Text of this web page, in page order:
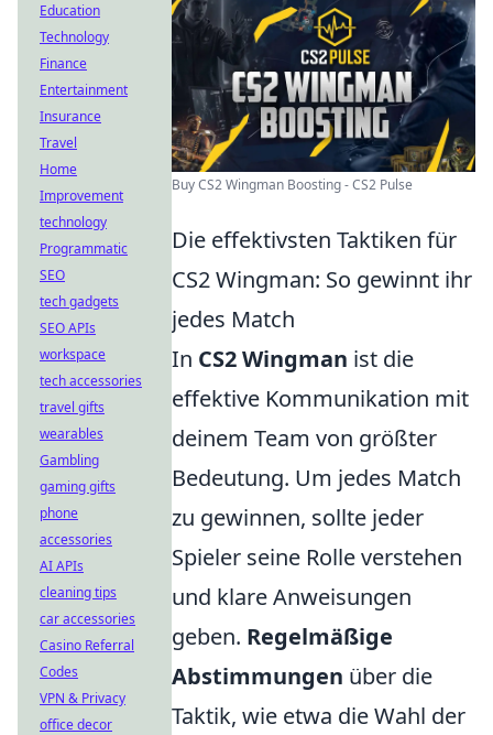
Buy CS2 Wingman Boosting - CS2 Pulse
Die effektivsten Taktiken für
CS2 Wingman: So gewinnt ihr
jedes Match
In CS2 Wingman ist die
effektive Kommunikation mit
deinem Team von größter
Bedeutung. Um jedes Match
zu gewinnen, sollte jeder
Spieler seine Rolle verstehen
und klare Anweisungen
geben. Regelmäßige
Abstimmungen über die
Taktik, wie etwa die Wahl der
Education
Technology
Finance
Entertainment
Insurance
Travel
Home
Improvement
technology
Programmatic
SEO
tech gadgets
SEO APIs
workspace
tech accessories
travel gifts
wearables
Gambling
gaming gifts
phone
accessories
AI APIs
cleaning tips
car accessories
Casino Referral
Codes
VPN & Privacy
office decor